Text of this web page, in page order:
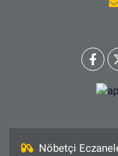
Nöbetçi